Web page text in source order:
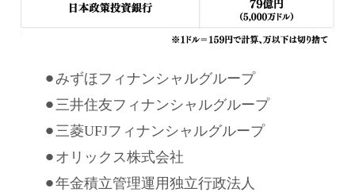
⚫︎みずほフィナンシャルグループ
⚫︎三井住友フィナンシャルグループ
⚫︎三菱UFJフィナンシャルグループ
⚫︎オリックス株式会社
⚫︎年金積立管理運用独立行政法人